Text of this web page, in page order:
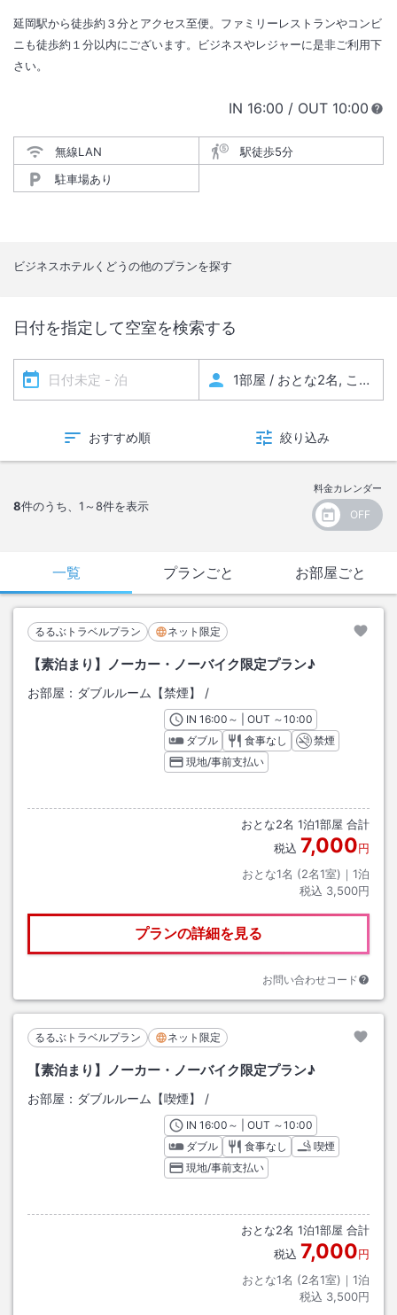
延岡駅から徒歩約３分とアクセス至便。ファミリーレストランやコンビ
ニも徒歩約１分以内にございます。ビジネスやレジャーに是非ご利用下
さい。
IN チェックイン
16:00 / OUT チェック
10:00
無線LAN
駅徒歩5分
駐車場あり
ビジネスホテルくどうの他のプランを探す
日付を指定して空室を検索する
おすすめ順 絞り込み
8件のうち、 1～8件を表示
料金カレンダー
一覧 プランごと お部屋ごと
るるぶトラベルプラン ネット限定
【素泊まり】ノーカー・ノーバイク限定プラン♪
お部屋： ダブルルーム【禁煙】 /
INチェックイン
16:00 ～ | OUT チェックアウト
～10:00
ダブル
食事なし
禁煙
現地/事前支払い
おとな2名 1泊1部屋 合計
税込 7,000円
おとな1名 (2名1室)｜ 1泊
税込 3,500円
プランの詳細を見る
お問い合わせコード
るるぶトラベルプラン ネット限定
【素泊まり】ノーカー・ノーバイク限定プラン♪
お部屋： ダブルルーム【喫煙】 /
INチェックイン
16:00 ～ | OUT チェックアウト
～10:00
ダブル
食事なし
喫煙
現地/事前支払い
おとな2名 1泊1部屋 合計
税込 7,000円
おとな1名 (2名1室)｜ 1泊
税込 3,500円